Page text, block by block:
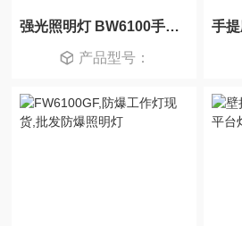
强光照明灯 BW6100手提式防爆探照灯
产品型号：